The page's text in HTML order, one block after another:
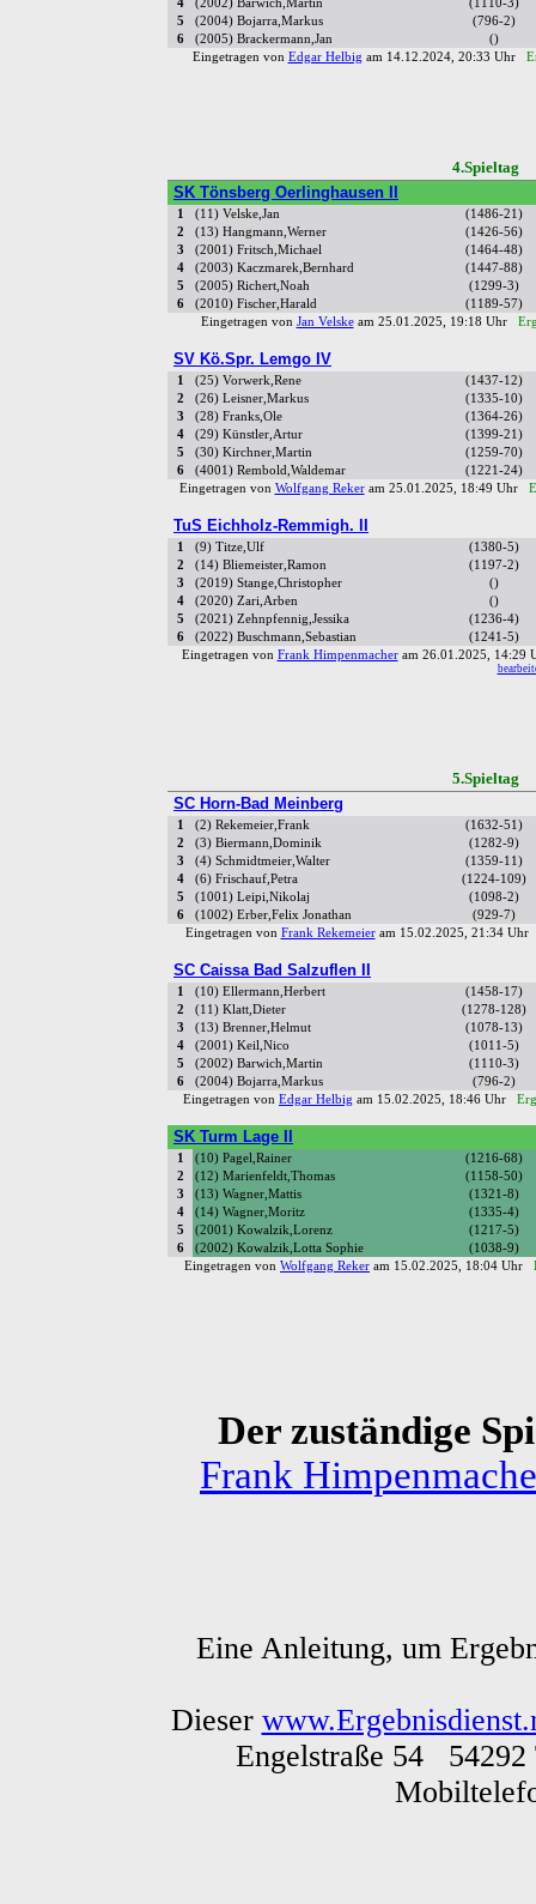
4 (2002) Barwich,Martin
(1110-3)
5
(2004) Bojarra,Markus
(796-2)
6
(2005) Brackermann,Jan
()
Eingetragen von Edgar Helbig am 14.12.2024, 20:33 Uhr
SK Tönsberg Oerlinghausen II
1 (11) Velske,Jan
(1486-21)
2
(13) Hangmann,Werner
(1426-56)
3
(2001) Fritsch,Michael
(1464-48)
4
(2003) Kaczmarek,Bernhard
(1447-88)
5
(2005) Richert,Noah
(1299-3)
6
(2010) Fischer,Harald
(1189-57)
Eingetragen von Jan Velskeam 25.01.2025, 19:18 Uhr
SV Kö.Spr. Lemgo IV
1 (25) Vorwerk,Rene
(1437-12)
2
(26) Leisner,Markus
(1335-10)
3
(28) Franks,Ole
(1364-26)
4
(29) Künstler,Artur
(1399-21)
5
(30) Kirchner,Martin
(1259-70)
6
(4001) Rembold,Waldemar
(1221-24)
Eingetragen von Wolfgang Rekeram 25.01.2025, 18:49 Uhr
TuS Eichholz-Remmigh. II
1 (9) Titze,Ulf
(1380-5)
2
(14) Bliemeister,Ramon
(1197-2)
3
(2019) Stange,Christopher
()
4
(2020) Zari,Arben
()
5
(2021) Zehnpfennig,Jessika
(1236-4)
6
(2022) Buschmann,Sebastian
(1241-5)
Eingetragen von Frank Himpenmacheram 26.01.2025,
SC Horn-Bad Meinberg
1 (2) Rekemeier,Frank
(1632-51)
2
(3) Biermann,Dominik
(1282-9)
3
(4) Schmidtmeier,Walter
(1359-11)
4
(6) Frischauf,Petra
(1224-109)
5
(1001) Leipi,Nikolaj
(1098-2)
6
(1002) Erber,Felix Jonathan
(929-7)
Eingetragen von Frank Rekemeieram 15.02.2025, 21:34
SC Caissa Bad Salzuflen II
1 (10) Ellermann,Herbert
(1458-17)
2
(11) Klatt,Dieter
(1278-128)
3
(13) Brenner,Helmut
(1078-13)
4
(2001) Keil,Nico
(1011-5)
5
(2002) Barwich,Martin
(1110-3)
6
(2004) Bojarra,Markus
(796-2)
Eingetragen von Edgar Helbig am 15.02.2025, 18:46 Uhr
SK Turm Lage II
1 (10) Pagel,Rainer
(1216-68)
2
(12) Marienfeldt,Thomas
(1158-50)
3
(13) Wagner,Mattis
(1321-8)
4
(14) Wagner,Moritz
(1335-4)
5
(2001) Kowalzik,Lorenz
(1217-5)
6
(2002) Kowalzik,Lotta Sophie
(1038-9)
Eingetragen von Wolfgang Reker am 15.02.2025, 18:04 Uhr
Der zuständige
Frank
Eine Anleitung, um
Dieser
Engelstraße 54